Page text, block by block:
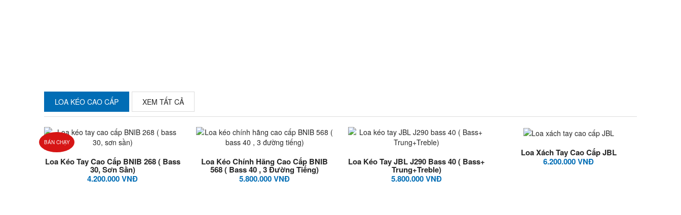
LOA KÉO CAO CẤP XEM TẤT CẢ
BÁN CHẠY
Loa Kéo Tay Cao Cấp BNIB 268 ( Bass
30, Sơn Sần)
4.200.000 VNĐ
Loa Kéo Chính Hãng Cao Cấp BNIB
568 ( Bass 40 , 3 Đường Tiếng)
5.800.000 VNĐ
Loa Kéo Tay JBL J290 Bass 40 ( Bass+
Trung+Treble)
5.800.000 VNĐ
Loa Xách Tay Cao Cấp JBL
6.200.000 VNĐ